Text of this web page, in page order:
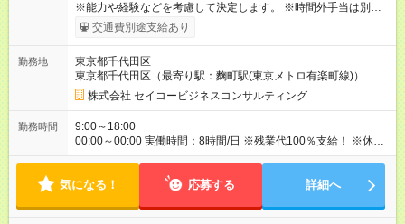
※能力や経験などを考慮して決定します。 ※時間外手当は別途支
給致します。 【試用期間】試用期間あり 試用期間の長さ：3ヶ
月 雇用形態、給与は本採用時と同じです。
交通費別途支給あり
勤務地
東京都千代田区
東京都千代田区（最寄り駅：麴町駅(東京メトロ有楽町線)）
株式会社 セイコービジネスコンサルティング
勤務時間
9:00～18:00
00:00～00:00 実働時間：8時間/日 ※残業代100％支給！ ※休日
出勤は発生した場合は、振替休日の取得が可能です。
気になる！ 応募する 詳細へ